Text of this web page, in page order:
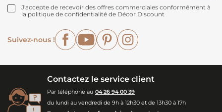
J'accepte de recevoir des offres commerciales conformément à
la politique de confidentialité de Décor Discount
Suivez-nous !
FacebookYouTubePinterest
Contactez le service client
Par téléphone au 04 26 94 00 39
du lundi au vendredi de 9h à 12h30 et de 13h30 à 17h